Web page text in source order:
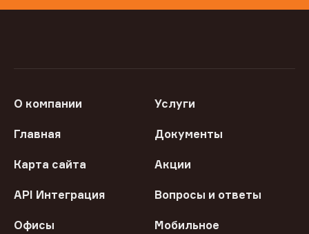
О компании Услуги
Главная Документы
Карта сайта Акции
API Интеграция Вопросы и ответы
Офисы
Мобильное